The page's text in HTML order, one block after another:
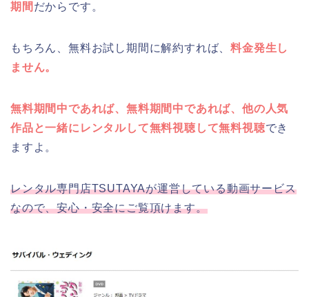
期間 だからです。
もちろん、無料お試し期間に解約すれば、料金発生し
ません。
無料期間中であれば、無料期間中であれば、他の人気
作品と一緒にレンタルして無料視聴して無料視聴でき
ますよ。
レンタル専門店TSUTAYAが運営している動画サービス
なので、安心・安全にご覧頂けます。